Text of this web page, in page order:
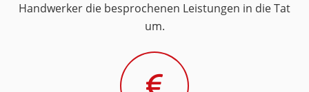
Handwerker die besprochenen Leistungen in die Tat
um.